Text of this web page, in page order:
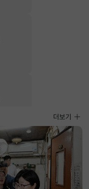
사진뉴스
더보기